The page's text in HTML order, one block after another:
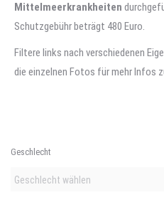
Mittelmeerkrankheiten
Schutzgebühr beträgt 480 Euro.
Filtere links nach verschiedenen
die einzelnen Fotos für mehr Infos
Geschlecht